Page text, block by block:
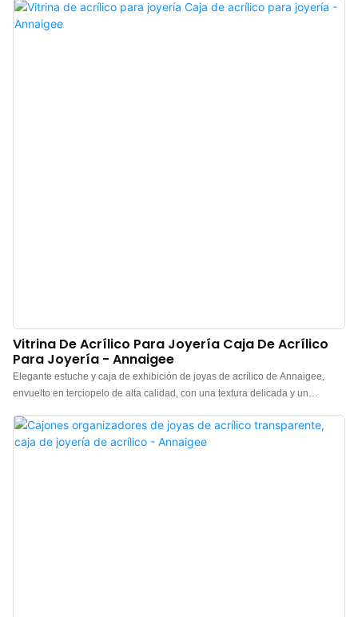
Vitrina De Acrílico Para Joyería Caja De Acrílico
Para Joyería - Annaigee
Elegante estuche y caja de exhibición de joyas de acrílico de Annaigee,
envuelto en terciopelo de alta calidad, con una textura delicada y un
tapa de acrílico, permite a los clientes seleccionar y ver las joyas sin abrir la
caja. Disponible en varios colores, este estuche es imprescindible para